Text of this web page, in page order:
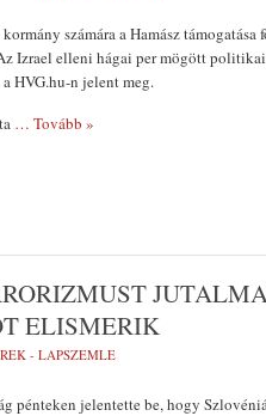
számára a Hamász
Izrael elleni hágai per mögött
HVG.hu-n jelent meg.
… Tovább »
ELISMERIK
- LAPSZEMLE
pénteken jelentette be, hogy